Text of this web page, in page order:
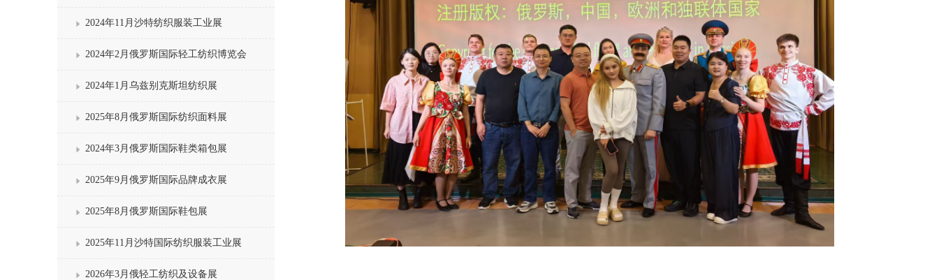
2024年11月沙特纺织服装工业展
2024年2月俄罗斯国际轻工纺织博览会
2024年1月乌兹别克斯坦纺织展
2025年8月俄罗斯国际纺织面料展
2024年3月俄罗斯国际鞋类箱包展
2025年9月俄罗斯国际品牌成衣展
2025年8月俄罗斯国际鞋包展
2025年11月沙特国际纺织服装工业展
2026年3月俄轻工纺织及设备展